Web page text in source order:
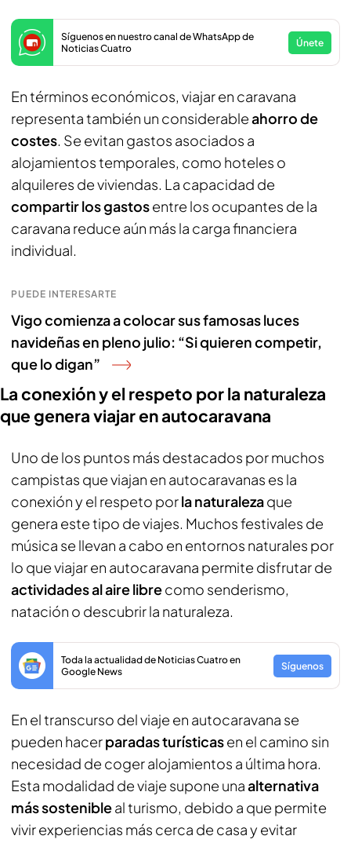
Síguenos en nuestro canal de WhatsApp de
Noticias Cuatro
Únete
En términos económicos, viajar en caravana
representa también un considerableahorro de
costes. Se evitan gastos asociados a
alojamientos temporales, como hoteles o
alquileres de viviendas. La capacidad de
compartir los gastosentre los ocupantes de la
caravana reduce aún más la carga financiera
individual.
PUEDE INTERESARTE
Vigo comienza a colocar sus famosas luces
navideñas en pleno julio: “Si quieren competir,
que lo digan”
La conexión y el respeto por la naturaleza
que genera viajar en autocaravana
Uno de los puntos más destacados por muchos
campistas que viajan en autocaravanas es la
conexión y el respeto porla naturalezaque
genera este tipo de viajes. Muchos festivales de
música se llevan a cabo en entornos naturales por
lo que viajar en autocaravana permite disfrutar de
actividades al aire librecomo senderismo,
natación o descubrir la naturaleza.
Toda la actualidad de Noticias Cuatro en
Google News
Síguenos
En el transcurso del viaje en autocaravana se
pueden hacerparadas turísticasen el camino sin
necesidad de coger alojamientos a última hora.
Esta modalidad de viaje supone unaalternativa
más sostenibleal turismo, debido a que permite
vivir experiencias más cerca de casa y evitar